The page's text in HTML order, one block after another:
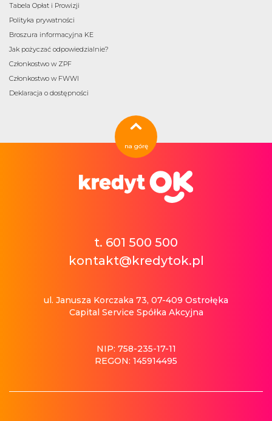
Tabela Opłat i Prowizji
Polityka prywatności
Broszura informacyjna KE
Jak pożyczać odpowiedzialnie?
Członkostwo w ZPF
Członkostwo w FWWI
Deklaracja o dostępności
na górę
t. 601 500 500
kontakt@kredytok.pl
ul. Janusza Korczaka 73, 07-409 Ostrołęka
Capital Service Spółka Akcyjna
NIP: 758-235-17-11
REGON: 145914495